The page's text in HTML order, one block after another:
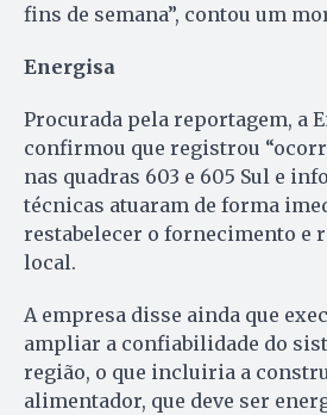
fins de semana”, contou um
Energisa
Procurada pela reportagem, a
confirmou que registrou
nas quadras 603 e 605 Sul e
técnicas atuaram de forma
restabelecer o fornecimento e
local.
A empresa disse ainda que
ampliar a confiabilidade do
região, o que incluiria a
alimentador, que deve ser